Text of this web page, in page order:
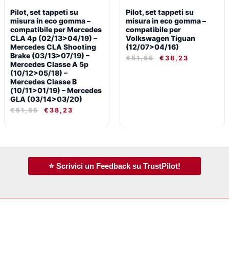
quantità
Pilot, set tappeti su
misura in eco gomma –
compatibile per Mercedes
CLA 4p (02/13>04/19) –
Mercedes CLA Shooting
Brake (03/13>07/19) –
Mercedes Classe A 5p
(10/12>05/18) –
Mercedes Classe B
(10/11>01/19) – Mercedes
GLA (03/14>03/20)
€51,85 € 38,23
Pilot, set tappeti su
misura in eco gomma –
compatibile per
Volkswagen Tiguan
(12/07>04/16)
€51,85 € 38,23
⭐ Scrivici un Feedback su TrustPilot!